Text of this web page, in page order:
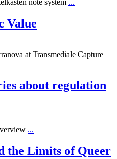
note system ...
Value
at Transmediale Capture
about regulation
...
the Limits of Queer